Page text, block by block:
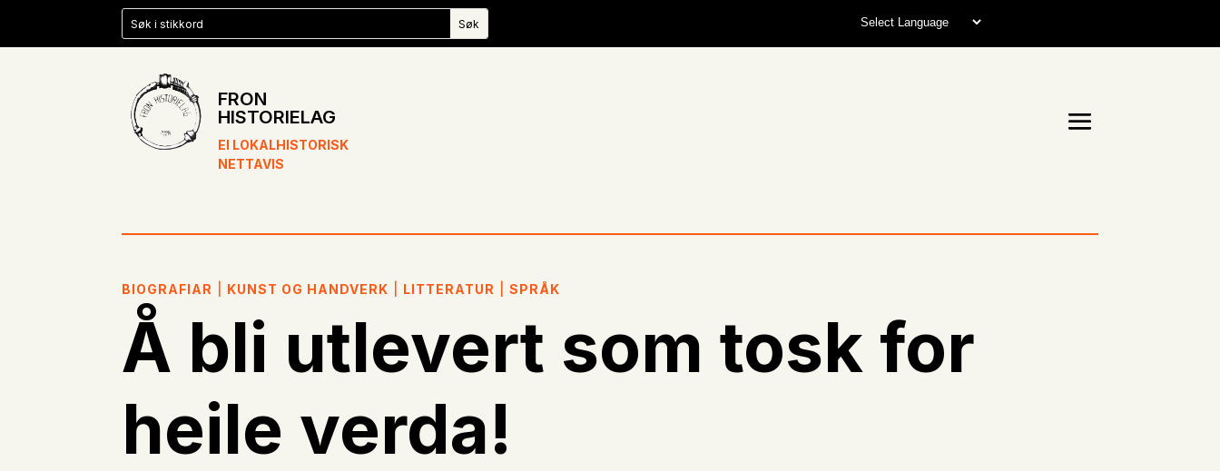
FRON
HISTORIELAG
EI LOKALHISTORISK
NETTAVIS
BIOGRAFIAR KUNST OG HANDVERK LITTERATUR |SPRÅK
Å bli utlevert som tosk for
heile verda!